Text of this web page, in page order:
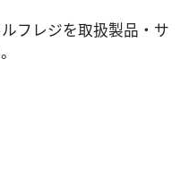
フレジを取扱製品・サ